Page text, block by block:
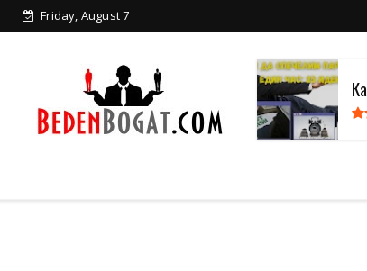
Friday, August 7